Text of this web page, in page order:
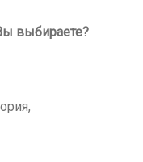
выбираете?